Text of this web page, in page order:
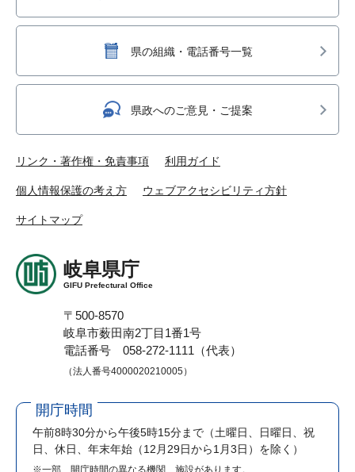
県の組織・電話番号一覧
県政へのご意見・ご提案
リンク・著作権・免責事項 利用ガイド
個人情報保護の考え方 ウェブアクセシビリティ方針
サイトマップ
岐阜県庁
GIFU Prefectural Office
〒500-8570
岐阜市薮田南2丁目1番1号
電話番号 058-272-1111（代表）
（法人番号4000020210005）
開庁時間
午前8時30分から午後5時15分まで （土曜日、日曜日、祝
日、休日、年末年始（12月29日から1月3日）を除く）
※一部、開庁時間の異なる機関、施設があります。